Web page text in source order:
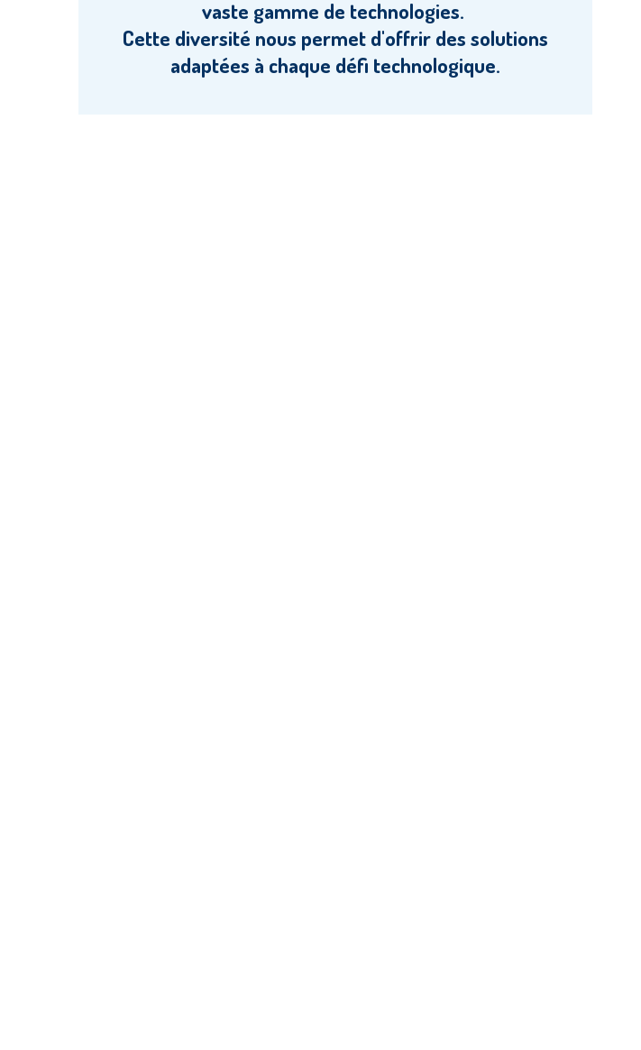
vaste gamme de technologies.
Cette diversité nous permet d'offrir des solutions
adaptées à chaque défi technologique.